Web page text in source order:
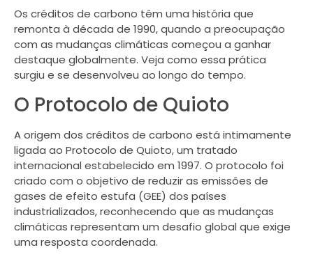
Os créditos de carbono têm uma história que
remonta à década de 1990, quando a preocupação
com as mudanças climáticas começou a ganhar
destaque globalmente. Veja como essa prática
surgiu e se desenvolveu ao longo do tempo.
O Protocolo de Quioto
A origem dos créditos de carbono está intimamente
ligada ao Protocolo de Quioto, um tratado
internacional estabelecido em 1997. O protocolo foi
criado com o objetivo de reduzir as emissões de
gases de efeito estufa (GEE) dos países
industrializados, reconhecendo que as mudanças
climáticas representam um desafio global que exige
uma resposta coordenada.